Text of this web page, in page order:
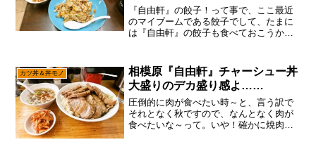
『自由軒』の餃子！って事で、ここ最近
のマイブームである餃子でして、たまに
は『自由軒』の餃子も食べておこうかな
吉ですんで！みたいな感じで、ちょこち
ょこ『自由軒』の餃子も狙...
カツ丼＆丼モノ
相模原『自由軒』チャーシュー丼
大盛りのデカ盛り感よ……
圧倒的に肉が食べたい時～と、言う訳で
それとなく秋ですので、なんとなく肉が
食べたいな～って。いや！確かに焼肉で